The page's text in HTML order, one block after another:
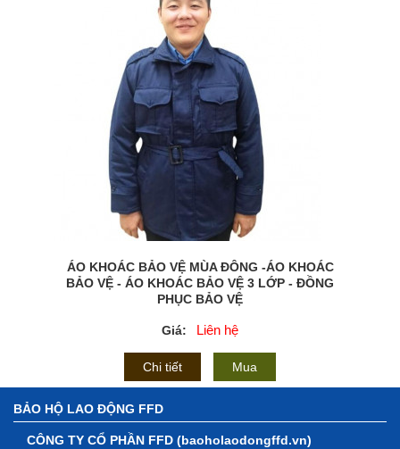
ÁO KHOÁC BẢO VỆ MÙA ĐÔNG -ÁO KHOÁC
BẢO VỆ - ÁO KHOÁC BẢO VỆ 3 LỚP - ĐỒNG
PHỤC BẢO VỆ
Giá: Liên hệ
Chi tiết Mua
BẢO HỘ LAO ĐỘNG FFD
CÔNG TY CỔ PHẦN FFD (baoholaodongffd.vn)